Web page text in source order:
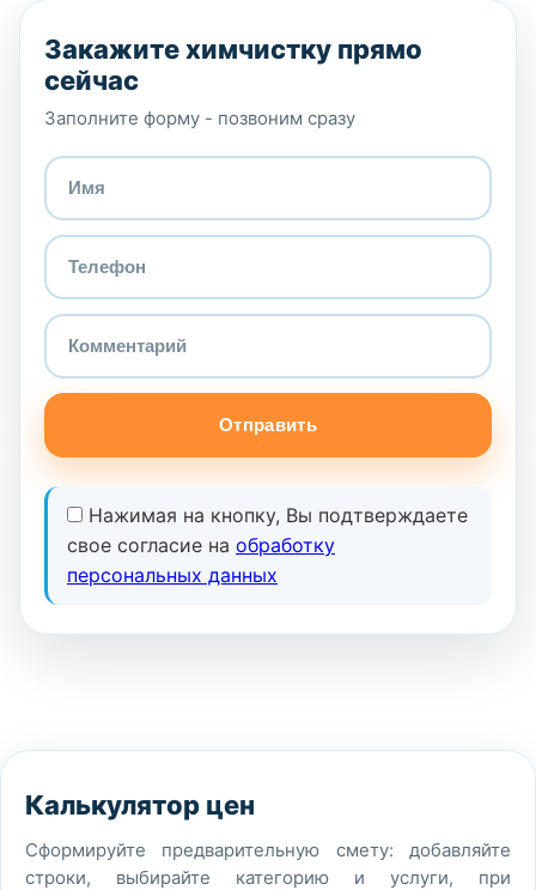
Закажите химчистку прямо
сейчас
Заполните форму - позвоним сразу
Отправить
Нажимая на кнопку, Вы подтверждаете
свое согласие на обработку
персональных данных
Калькулятор цен
Сформируйте предварительную смету: добавляйте
строки, выбирайте категорию и услуги, при